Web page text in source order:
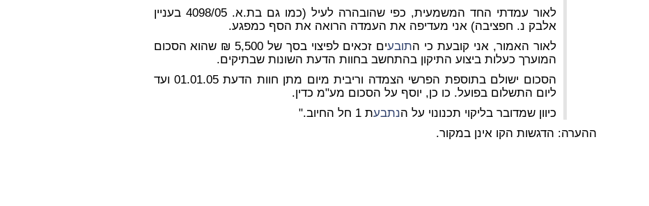
לאור עמדתי החד המשמעית, כפי שהובהרה לעיל
(כמו גם בת.א. 4098/05 בעניין
אלבק נ. חפציבה)אני מעדיפה את העמדה הרואה את הסף כמפגע.
לאור האמור, אני קובעת כי התובע
ים זכאים לפיצוי בסך של 5,500 ₪ שהוא הסכום
המוערך כעלות ביצוע התיקון בהתחשב בחוות הדעת השונות שבתיקים.
הסכום ישולם בתוספת הפרשי הצמדה וריבית מיום מתן חוות הדעת 01.01.05 ועד
ליום התשלום בפועל. כו כן, יוסף על הסכום מע"מ כדין.
כיוון שמדובר בליקוי תכנונוי על הנתבעת 1 חל החיוב."
ההערה: הדגשות הקו אינן במקור.